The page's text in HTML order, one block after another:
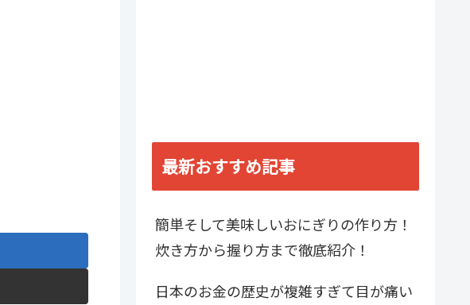
最新おすすめ記事
簡単そして美味しいおにぎりの作り方！
炊き方から握り方まで徹底紹介！
日本のお金の歴史が複雑すぎて目が痛い